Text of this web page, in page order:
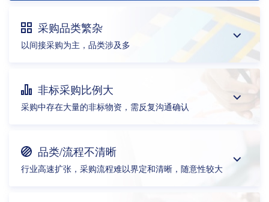
采购品类繁杂
以间接采购为主，品类涉及多
非标采购比例大
采购中存在大量的非标物资，需反复沟通确认
品类/流程不清晰
行业高速扩张，采购流程难以界定和清晰，随意性较大